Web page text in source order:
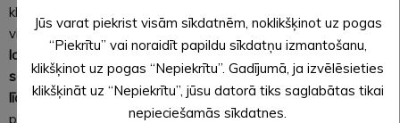
klientam būs sagatavota ērta darbavieta un nodrošināta
video un audio saslēgšanās ar speciālistu, laikonsultācijas
laikā varētu viens otru redzēt, dzirdēt un pilnvērtīgi
sarunāties. Sarunas laikā ir iespējams uzrādīt speciālistam
līdzipaņemtos dokumentus,pārskatīt dažādu noteikumu
prasības, jo pilnībā ir nodrošināta šādam procesam
Jūs varat piekrist visām sīkdatnēm, noklikšķinot uz pogas
“Piekrītu” vai noraidīt papildu sīkdatņu izmantošanu,
klikšķinot uz pogas “Nepiekrītu”. Gadījumā, ja izvēlēsieties
klikšķināt uz “Nepiekrītu”, jūsu datorā tiks saglabātas tikai
nepieciešamās sīkdatnes.